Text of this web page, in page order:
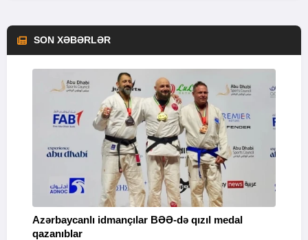
SON XƏBƏRLƏR
Azərbaycanlı idmançılar BƏƏ-də qızıl medal
qazanıblar